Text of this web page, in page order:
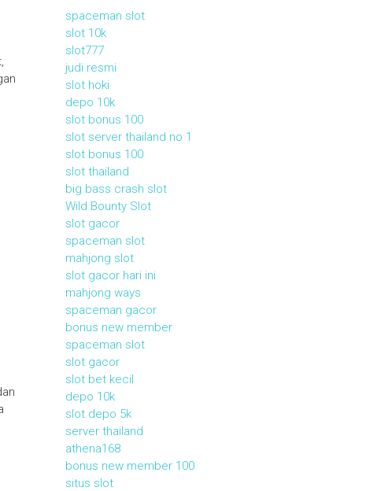
spaceman slot
slot 10k
slot777
judi resmi
slot hoki
depo 10k
slot bonus 100
slot server thailand no 1
slot bonus 100
slot thailand
big bass crash slot
Wild Bounty Slot
slot gacor
spaceman slot
mahjong slot
slot gacor hari ini
mahjong ways
spaceman gacor
bonus new member
spaceman slot
slot gacor
slot bet kecil
depo 10k
slot depo 5k
server thailand
athena168
bonus new member 100
situs slot